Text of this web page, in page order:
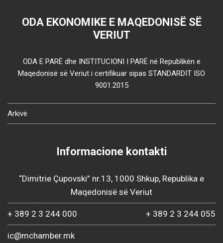
ODA EKONOMIKE E MAQEDONISË SË
VERIUT
ODA E PARË dhe INSTITUCIONI I PARË në Republikën e
Maqedonisë së Veriut i certifikuar sipas STANDARDIT ISO
9001:2015
Arkivë
Informacione kontakti
“Dimitrie Çupovski” nr.13, 1000 Shkup, Republika e
Maqedonisë së Veriut
+ 389 2 3 244 000 + 389 2 3 244 055
ic@mchamber.mk